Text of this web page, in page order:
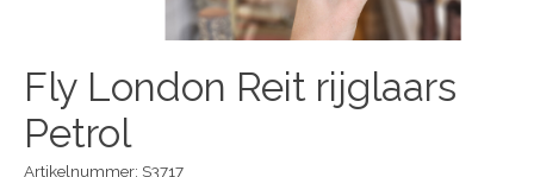
Fly London Reit rijglaars
Petrol
Artikelnummer: S3717